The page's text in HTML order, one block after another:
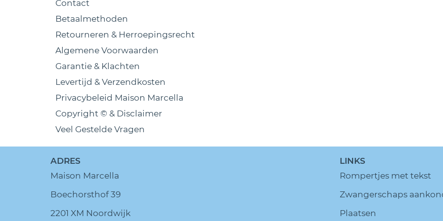
Contact
Betaalmethoden
Retourneren & Herroepingsrecht
Algemene Voorwaarden
Garantie & Klachten
Levertijd & Verzendkosten
Privacybeleid Maison Marcella
Copyright © & Disclaimer
Veel Gestelde Vragen
ADRES
Maison Marcella
Boechorsthof 39
2201 XM Noordwijk
LINKS
Rompertjes met tekst
Zwangerschaps
Plaatsen